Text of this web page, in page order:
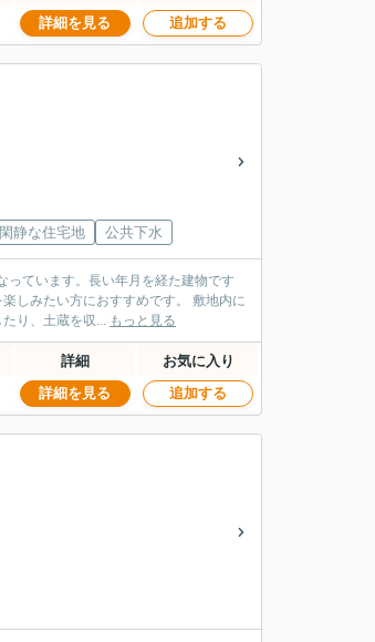
詳細を見る 追加する
閑静な住宅地 公共下水
っています。長い年月を経た建物です
い方におすすめです。 敷地内に
り、土蔵を収... もっと見る
詳細 お気に入り
詳細を見る 追加する